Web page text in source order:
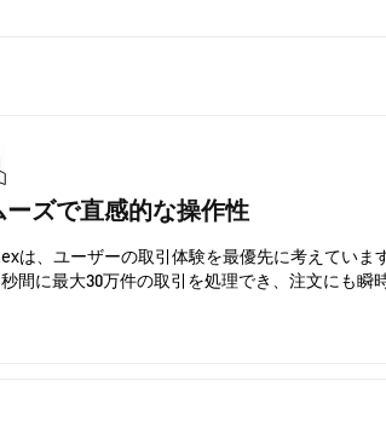
ーズで直感的な操作性
は、ユーザーの取引体験を最優先に考えていま
間に最大30万件の取引を処理でき、注文にも瞬